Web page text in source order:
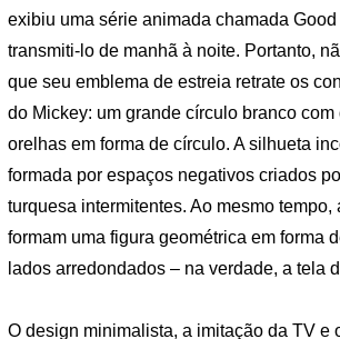
exibiu uma série animada chamada
transmiti-lo de manhã à noite. Portanto,
que seu emblema de estreia retrate os
do Mickey: um grande círculo branco
orelhas em forma de círculo. A silhueta
formada por espaços negativos criados
turquesa intermitentes. Ao mesmo
formam uma figura geométrica em forma
lados arredondados – na verdade, a tela
O design minimalista, a imitação da TV e